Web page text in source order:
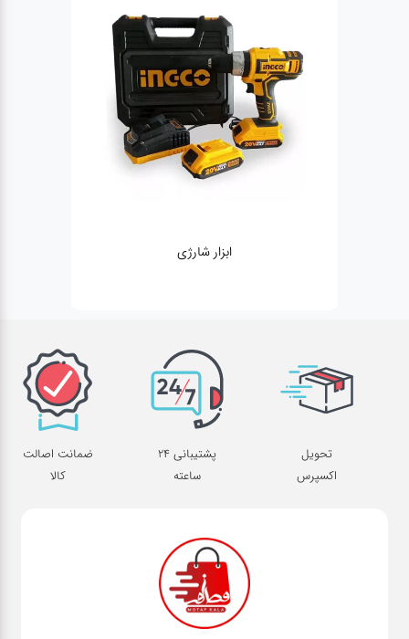
ابزار شارژی
تحویل
اکسپرس
پشتیبانی 24
ساعته
ضمانت اصالت
کالا